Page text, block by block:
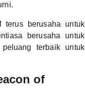
terus berusaha untuk
berusaha untuk
terbaik untuk
of